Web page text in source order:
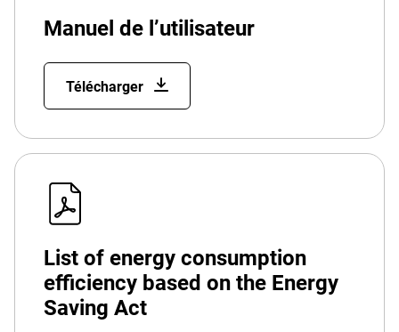
Manuel de l’utilisateur
Télécharger
List of energy consumption
efficiency based on the Energy
Saving Act